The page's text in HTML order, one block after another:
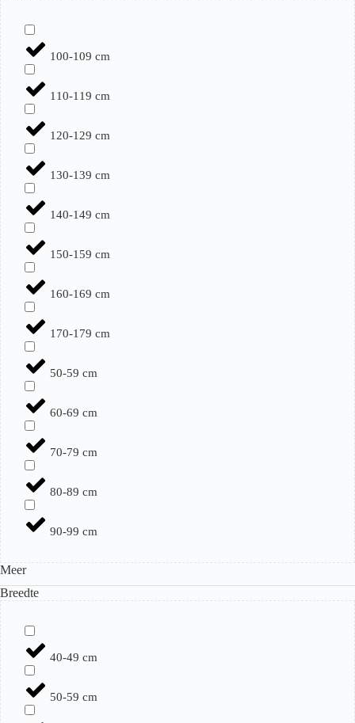
100-109 cm
110-119 cm
120-129 cm
130-139 cm
140-149 cm
150-159 cm
160-169 cm
170-179 cm
50-59 cm
60-69 cm
70-79 cm
80-89 cm
90-99 cm
Meer
Breedte
40-49 cm
50-59 cm